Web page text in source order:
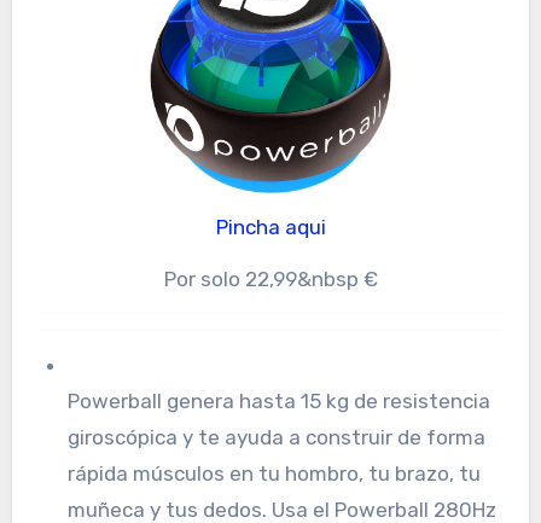
Pincha aqui
Por solo 22,99&nbsp €
Powerball genera hasta 15 kg de resistencia
giroscópica y te ayuda a construir de forma
rápida músculos en tu hombro, tu brazo, tu
muñeca y tus dedos. Usa el Powerball 280Hz